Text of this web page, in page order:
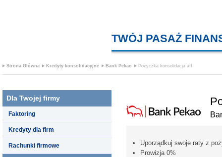
TWÓJ PASAŻ
Strona Główna Kredyty konsolidacyjne Bank Pekao Pozyczka konsolidacja aff
Dla Twojej firmy
Faktoring
Kredyty dla firm
Rachunki firmowe
Uporządkuj swoje raty z
Prowizja 0%